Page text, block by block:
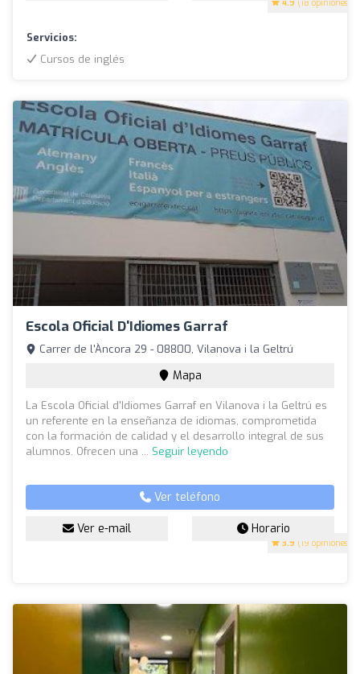
4.9 (18 opiniones)
Servicios:
Cursos de inglés
Escola Oficial D'Idiomes Garraf
3.9 (19 opiniones)
Carrer de l'Àncora 29 - 08800, Vilanova i la Geltrú
Mapa
La Escola Oficial d'Idiomes Garraf en Vilanova i la Geltrú es
un referente en la enseñanza de idiomas, comprometida
con la formación de calidad y el desarrollo integral de sus
alumnos. Ofrecen una ... Seguir leyendo
Ver teléfono
Ver e-mail Horario